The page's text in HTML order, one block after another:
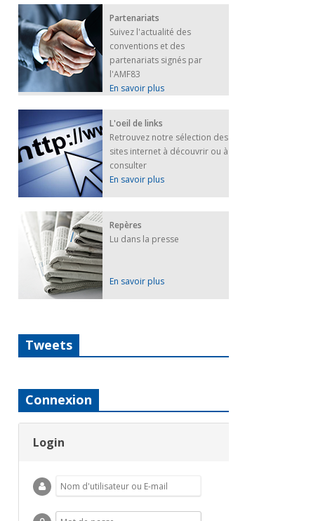
Partenariats
Suivez l'actualité des
conventions et des
partenariats signés par
l'AMF83
En savoir plus
L'oeil de links
Retrouvez notre sélection des
sites internet à découvrir ou à
consulter
En savoir plus
Repères
Lu dans la presse
En savoir plus
Tweets
Connexion
Login